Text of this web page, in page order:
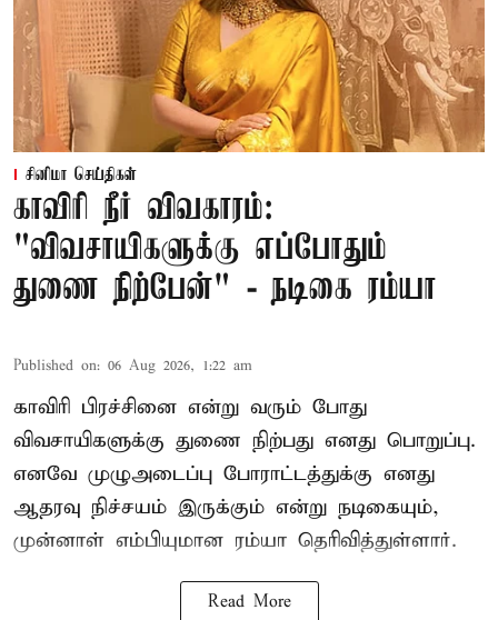
சினிமா செய்திகள்
காவிரி நீர் விவகாரம்:
"விவசாயிகளுக்கு எப்போதும்
துணை நிற்பேன்" - நடிகை ரம்யா
Published on: 06 Aug 2026, 1:22 am
காவிரி பிரச்சினை என்று வரும் போது
விவசாயிகளுக்கு துணை நிற்பது எனது பொறுப்பு.
எனவே முழுஅடைப்பு போராட்டத்துக்கு எனது
ஆதரவு நிச்சயம் இருக்கும் என்று நடிகையும்,
முன்னாள் எம்பியுமான ரம்யா தெரிவித்துள்ளார்.
Read More